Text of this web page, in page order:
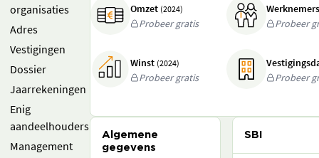
organisaties
Adres
Vestigingen
Dossier
Jaarrekeningen
Enig
aandeelhouders
Management
Omzet (2024)
Probeer gratis
Probeer
Winst (2024)
Probeer gratis
Probeer
Algemene
gegevens
SBI